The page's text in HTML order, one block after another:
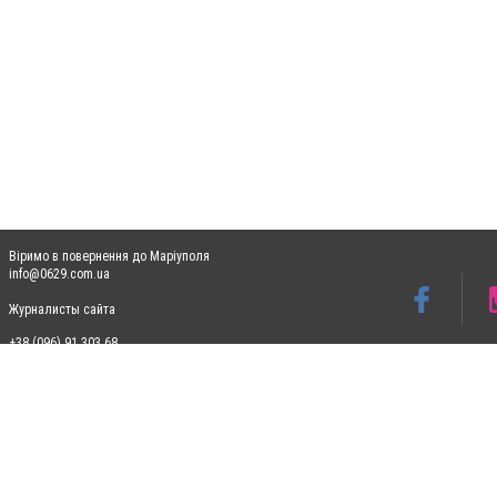
Віримо в повернення до Маріуполя
info@0629.com.ua
Журналисты сайта
+38 (096) 91 303 68